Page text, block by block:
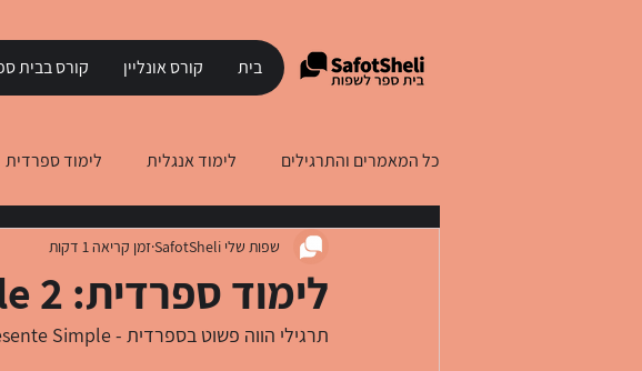
בית קורס אונליין קורס בבית
כל המאמרים והתרגילים לימוד אנגלית לימוד ספרדית
לימוד עברית לדוברי רוסית לימוד יוונית הבנת
לימוד ספרדית: Presente Simple 2
שפות שלי SafotSheli זמן קריאה 1 דקות
Ejercicios de Presente Simple - תרגילי הווה פשוט בספרדית